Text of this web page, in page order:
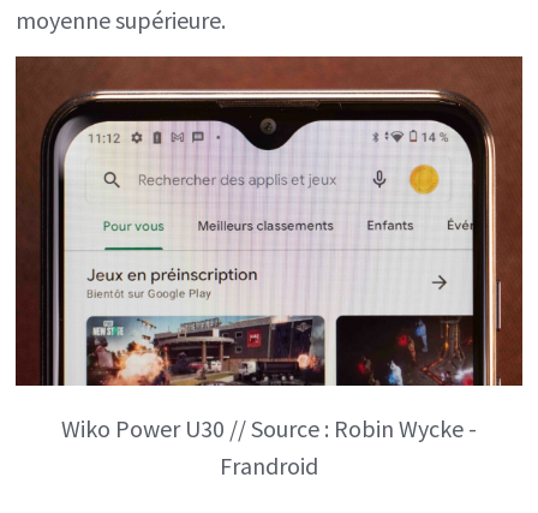
moyenne supérieure.
Wiko Power U30 // Source : Robin Wycke -
Frandroid